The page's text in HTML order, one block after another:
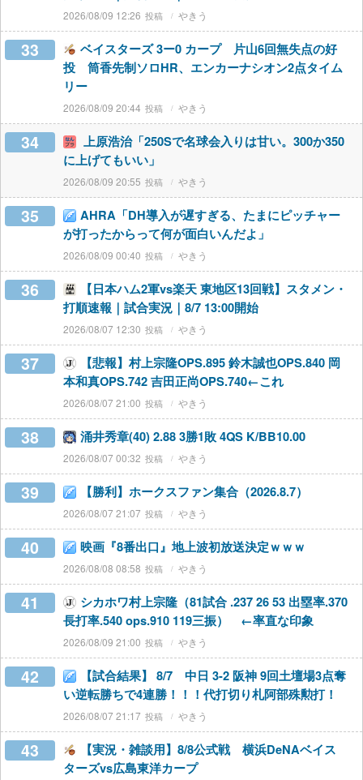
2026/08/09 12:26 やきう
33
ベイスターズ 3ー0 カープ 片山6回無失点の好
投 筒香先制ソロHR、エンカーナシオン2点タイム
リー
2026/08/09 20:44 やきう
34
上原浩治「250Sで名球会入りは甘い。300か350
に上げてもいい」
2026/08/09 20:55 やきう
35
AHRA「DH導入が遅すぎる、たまにピッチャー
が打ったからって何が面白いんだよ」
2026/08/09 00:40 やきう
36
【日本ハム2軍vs楽天 東地区13回戦】スタメン・
打順速報｜試合実況｜8/7 13:00開始
2026/08/07 12:30 やきう
37
【悲報】村上宗隆OPS.895 鈴木誠也OPS.840 岡
本和真OPS.742 吉田正尚OPS.740←これ
2026/08/07 21:00 やきう
38 涌井秀章(40) 2.88 3勝1敗 4QS K/BB10.00
2026/08/07 00:32 やきう
39 【勝利】ホークスファン集合（2026.8.7）
2026/08/07 21:07 やきう
40 映画『8番出口』地上波初放送決定ｗｗｗ
2026/08/08 08:58 やきう
41
シカホワ村上宗隆（81試合 .237 26 53 出塁率.370
長打率.540 ops.910 119三振） ←率直な印象
2026/08/09 21:00 やきう
42
【試合結果】 8/7 中日 3-2 阪神 9回土壇場3点奪
い逆転勝ちで4連勝！！！代打切り札阿部殊勲打！
2026/08/07 21:17 やきう
43
【実況・雑談用】8/8公式戦 横浜DeNAベイス
ターズvs広島東洋カープ